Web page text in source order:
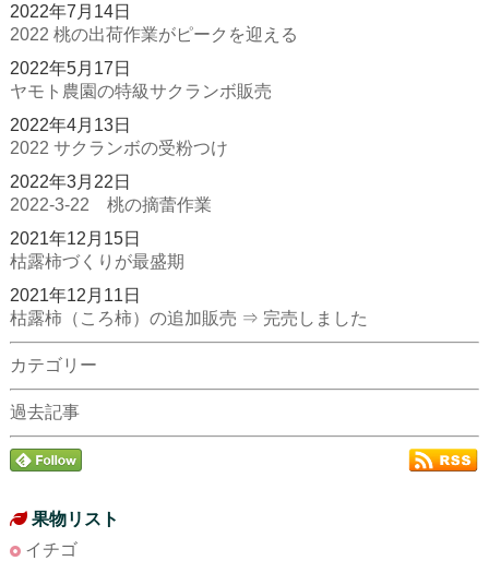
2022年7月14日
2022 桃の出荷作業がピークを迎える
2022年5月17日
ヤモト農園の特級サクランボ販売
2022年4月13日
2022 サクランボの受粉つけ
2022年3月22日
2022-3-22 桃の摘蕾作業
2021年12月15日
枯露柿づくりが最盛期
2021年12月11日
枯露柿（ころ柿）の追加販売 ⇒ 完売しました
カテゴリー
過去記事
果物リスト
イチゴ